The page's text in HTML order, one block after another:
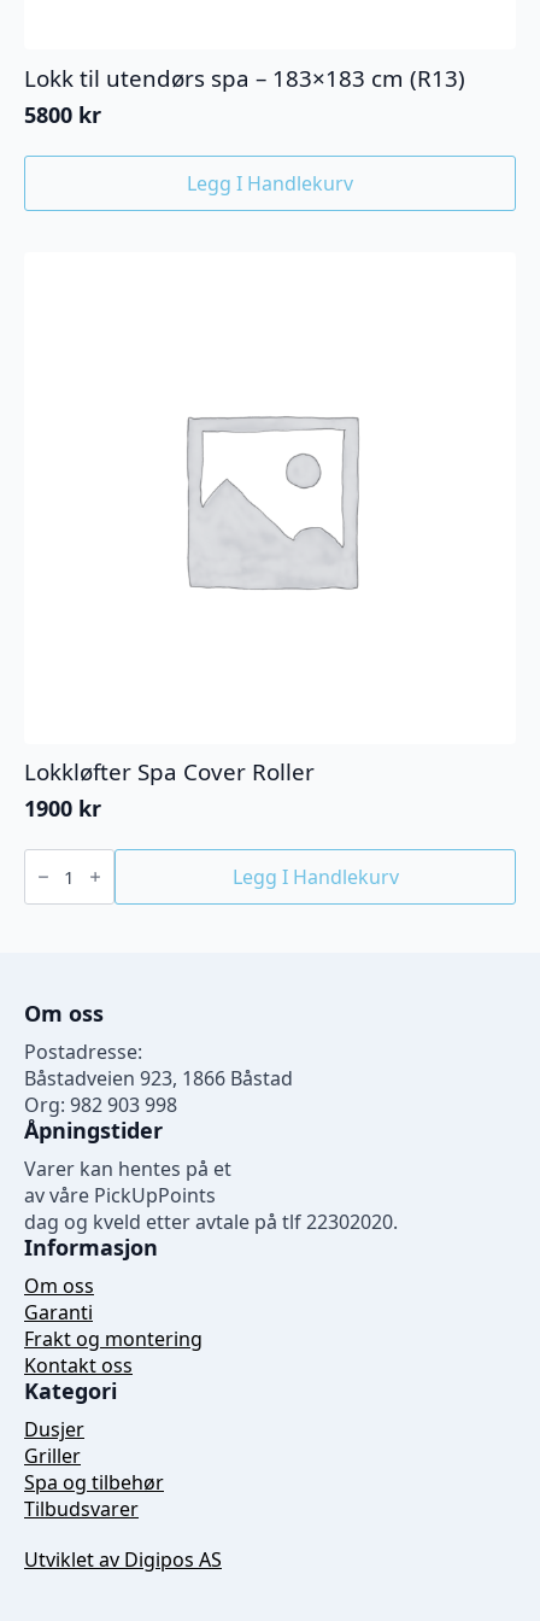
Lokk til utendørs spa – 183×183 cm (R13)
5800 kr
Legg I Handlekurv
Lokkløfter Spa Cover Roller
1900 kr
Lokkløfter
Spa
Roller
Legg I Handlekurv
Om oss
Postadresse:
Båstadveien 923, 1866 Båstad
Org: 982 903 998
Åpningstider
Varer kan hentes på et
av våre PickUpPoints
dag og kveld etter avtale på tlf 22302020.
Informasjon
Om oss
Garanti
Frakt og montering
Kontakt oss
Kategori
Dusjer
Griller
Spa og tilbehør
Tilbudsvarer
Utviklet av Digipos AS